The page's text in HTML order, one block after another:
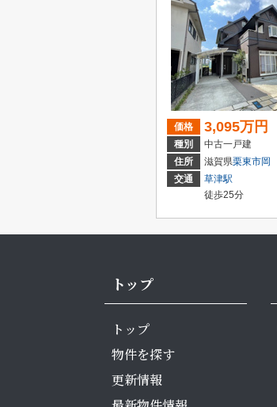
価格 3,095万円
種別
中古一戸建
住所
滋賀県栗東市岡
交通
草津駅
徒歩25分
トップ
トップ
物件を探す
更新情報